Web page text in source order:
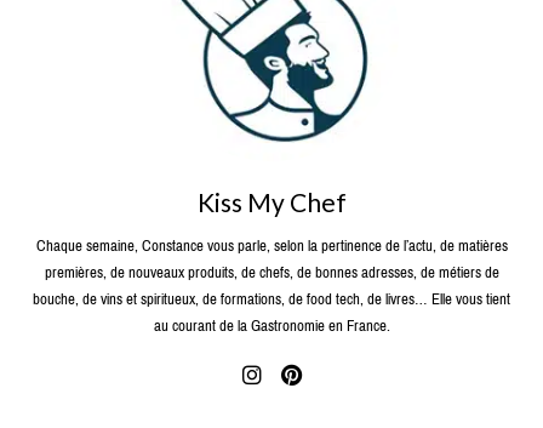
Kiss My Chef
Chaque semaine, Constance vous parle, selon la pertinence de l’actu, de matières
premières, de nouveaux produits, de chefs, de bonnes adresses, de métiers de
bouche, de vins et spiritueux, de formations, de food tech, de livres… Elle vous tient
au courant de la Gastronomie en France.